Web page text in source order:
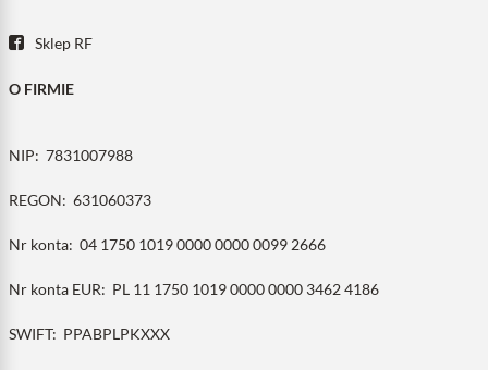
Sklep RF
O FIRMIE
NIP: 7831007988
REGON: 631060373
Nr konta: 04 1750 1019 0000 0000 0099 2666
Nr konta EUR: PL 11 1750 1019 0000 0000 3462 4186
SWIFT: PPABPLPKXXX